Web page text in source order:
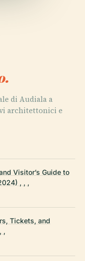
di Audiala a
architettonici e
Visitor’s Guide to
, , ,
Tickets, and
,